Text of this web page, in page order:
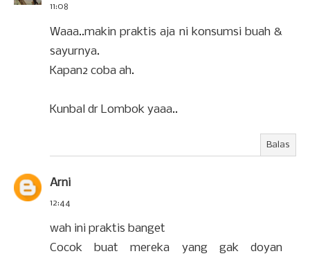
11:08
Waaa..makin praktis aja ni konsumsi buah &
sayurnya.
Kapan2 coba ah.
Kunbal dr Lombok yaaa..
Balas
Arni
12:44
wah ini praktis banget
Cocok buat mereka yang gak doyan